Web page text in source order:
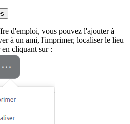
d'emploi, vous pouvez l'ajouter à
à un ami, l'imprimer, localiser le lieu
cliquant sur :